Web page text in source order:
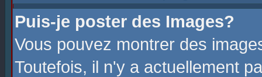
Puis-je poster des Images?
Vous pouvez montrer des
Toutefois, il n'y a actuellement